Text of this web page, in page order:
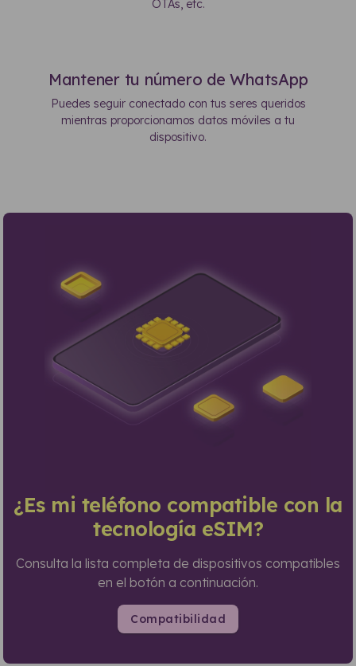
OTAs, etc.
Mantener tu número de WhatsApp
Puedes seguir conectado con tus seres queridos
mientras proporcionamos datos móviles a tu
dispositivo.
¿Es mi teléfono compatible con la
tecnología eSIM?
Consulta la lista completa de dispositivos compatibles
en el botón a continuación.
Compatibilidad